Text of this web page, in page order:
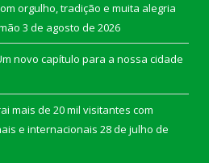
orgulho, tradição e muita alegria
3 de agosto de 2026
novo capítulo para a nossa cidade
mais de 20 mil visitantes com
e internacionais 28 de julho de